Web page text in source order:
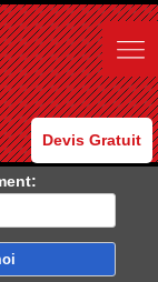
Devis Gratuit